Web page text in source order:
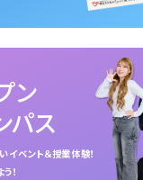
ン
パス
イベント＆授業体験！
！